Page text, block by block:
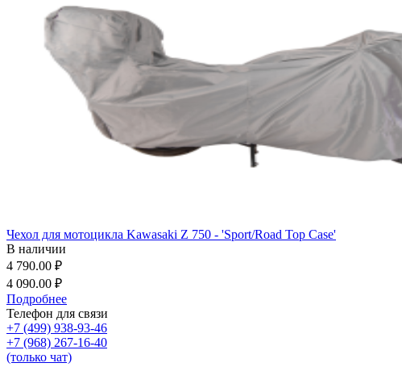
Чехол для мотоцикла Kawasaki Z 750 - 'Sport/Road Top Case'
В наличии
4 790.00 ₽
4 090.00 ₽
Подробнее
Телефон для связи
+7 (499) 938-93-46
+7 (968) 267-16-40
(только чат)